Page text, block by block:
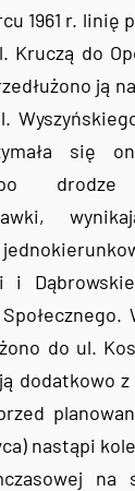
1961 r. linię
Kruczą do
ją
się
drodze
i
do ul.
dodatkowo
nastąpi
na